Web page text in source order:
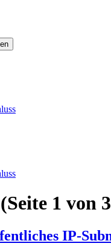
(Seite 1 von
IP-